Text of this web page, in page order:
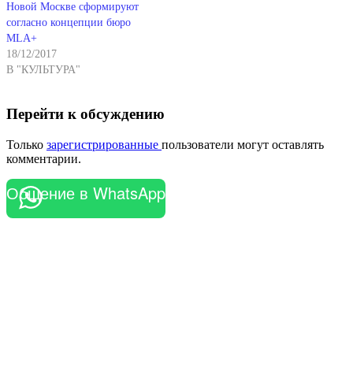
Новой Москве сформируют
согласно концепции бюро
MLA+
18/12/2017
В "КУЛЬТУРА"
Перейти к обсуждению
Только зарегистрированные пользователи могут оставлять
комментарии.
Общение в WhatsApp